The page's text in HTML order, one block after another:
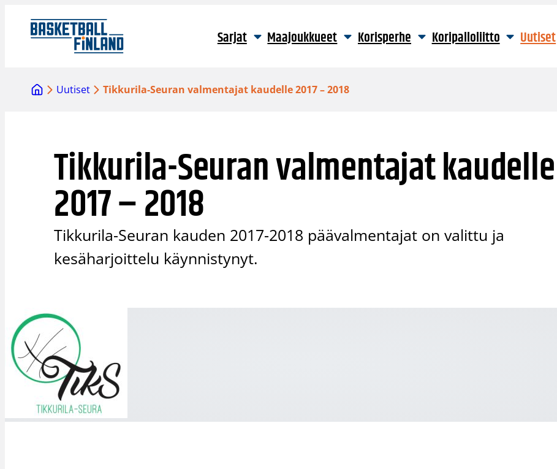
sisältöön
Sarjat Maajoukkueet Korisperhe Koripalloliitto Uutiset
Uutiset Tikkurila-Seuran valmentajat kaudelle 2017 – 2018
Tikkurila-Seuran valmentajat kaudelle
2017 – 2018
Tikkurila-Seuran kauden 2017-2018 päävalmentajat on valittu ja
kesäharjoittelu käynnistynyt.